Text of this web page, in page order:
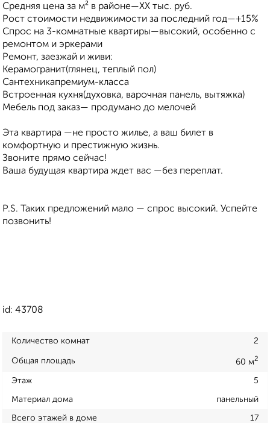
Средняя цена за м² в районе—XX тыс. руб.
Рост стоимости недвижимости за последний год—+15%
Спрос на 3-комнатные квартиры—высокий, особенно с
ремонтом и эркерами
Ремонт, заезжай и живи:
Керамогранит(глянец, теплый пол)
Сантехникапремиум-класса
Встроенная кухня(духовка, варочная панель, вытяжка)
Мебель под заказ— продумано до мелочей
Эта квартира —не просто жилье, а ваш билет в
комфортную и престижную жизнь.
Звоните прямо сейчас!
Ваша будущая квартира ждет вас —без переплат.
P.S. Таких предложений мало — спрос высокий. Успейте
позвонить!
id: 43708
Количество комнат 2
Общая площадь 60 м2
Этаж 5
Материал дома панельный
Всего этажей в доме 17